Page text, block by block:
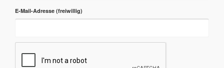
E-Mail-Adresse